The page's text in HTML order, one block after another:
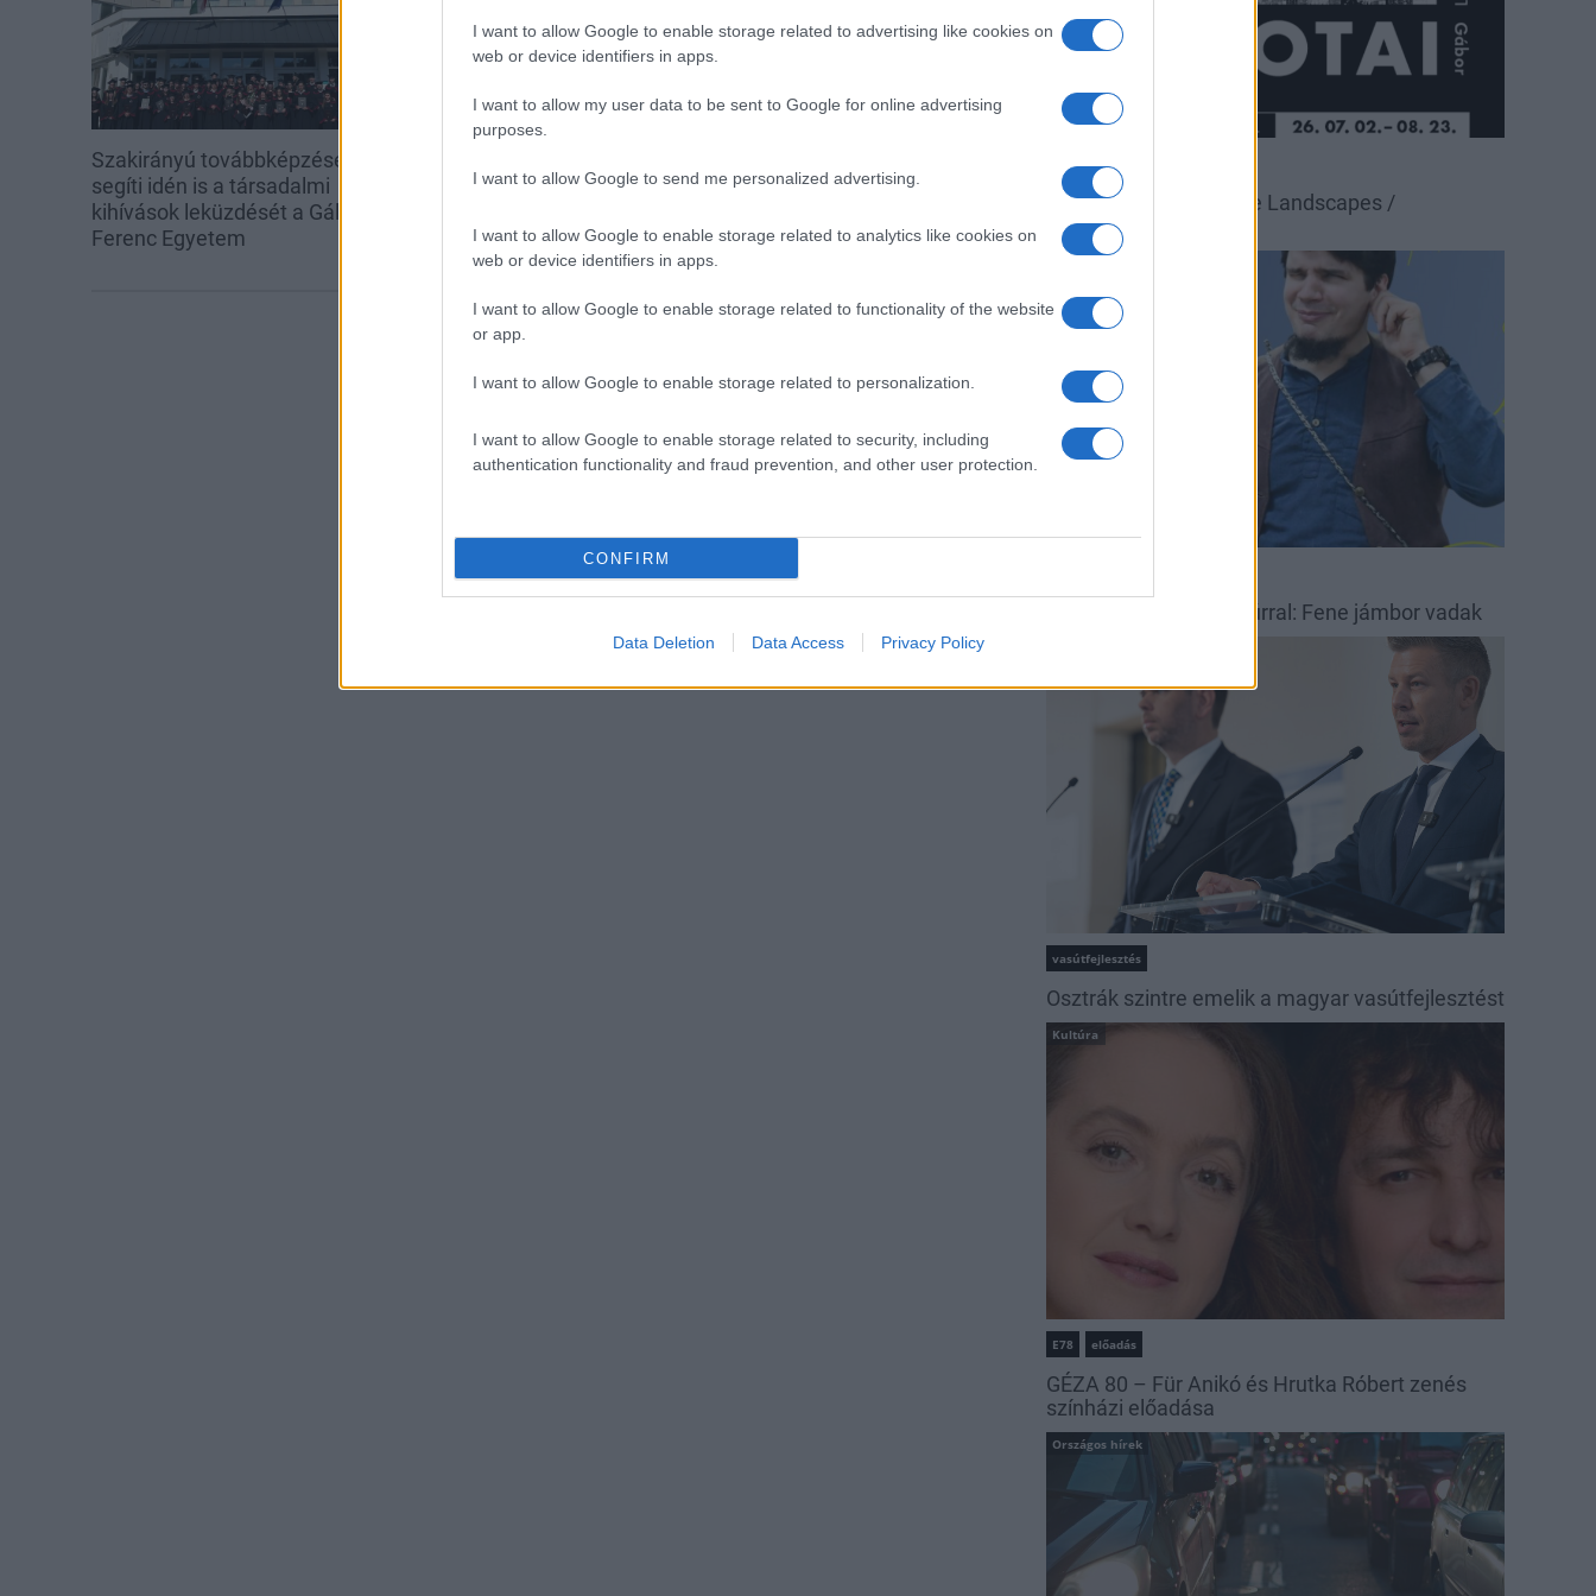
I want to allow Google to enable storage related to advertising like cookies on
web or device identifiers in apps.
I want to allow my user data to be sent to Google for online advertising
purposes.
I want to allow Google to send me personalized advertising.
I want to allow Google to enable storage related to analytics like cookies on
web or device identifiers in apps.
I want to allow Google to enable storage related to functionality of the website
or app.
I want to allow Google to enable storage related to personalization.
I want to allow Google to enable storage related to security, including
authentication functionality and fraud prevention, and other user protection.
CONFIRM
Data Deletion Data Access Privacy Policy
Szakirányú továbbképzésekkel
segíti idén is a társadalmi
kihívások leküzdését a Gál
Ferenc Egyetem
hárul a szúnyoginvázió
hőhullámok és az energiakrízis
kiállítás
Palotai Gábor: Possible Landscapes /
Lehetséges tájak
Mesék Tóth Olivér Artúrral: Fene jámbor vadak
vasútfejlesztés
Osztrák szintre emelik a magyar vasútfejlesztést
Kultúra
E78 előadás
GÉZA 80 – Für Anikó és Hrutka Róbert zenés
színházi előadása
Országos hírek